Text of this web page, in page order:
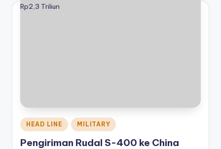
Posted
in
HEAD LINE MILITARY
Pengiriman Rudal S-400 ke China